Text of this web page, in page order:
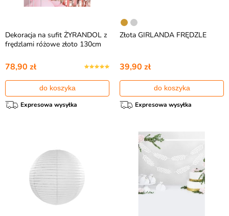
Dekoracja na sufit ŻYRANDOL z
frędzlami różowe złoto 130cm
78,90 zł
do koszyka
Expresowa wysyłka
Złota GIRLANDA FRĘDZLE
39,90 zł
do koszyka
Expresowa wysyłka